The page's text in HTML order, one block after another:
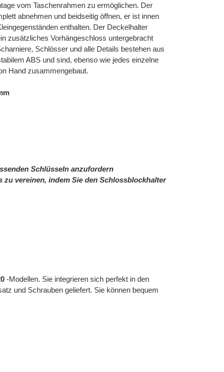
vom Taschenrahmen zu ermöglichen. Der
abnehmen und beidseitig öffnen, er ist innen
enthalten. Der Deckelhalter
zusätzliches Vorhängeschloss untergebracht
Schlösser und alle Details bestehen aus
ABS und sind, ebenso wie jedes einzelne
Hand zusammengebaut.
Schlüsseln anzufordern
zu vereinen, indem Sie den Schlossblockhalter
-Modellen. Sie integrieren sich perfekt in den
und Schrauben geliefert. Sie können bequem